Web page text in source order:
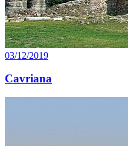
03/12/2019
Cavriana